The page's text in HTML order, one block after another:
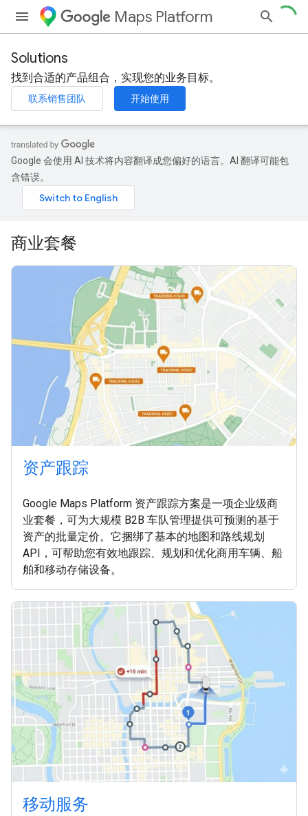
Maps Platform
Solutions
找到合适的产品组合，实现您的业务目标。
联系销售团队 开始使用
Google 会使用 AI 技术将内容翻译成您偏好的语言。AI 翻译可能包
含错误。
商业套餐
资产跟踪
Google Maps Platform 资产跟踪方案是一项企业级商
业套餐，可为大规模 B2B 车队管理提供可预测的基于
资产的批量定价。它捆绑了基本的地图和路线规划
API，可帮助您有效地跟踪、规划和优化商用车辆、船
舶和移动存储设备。
移动服务